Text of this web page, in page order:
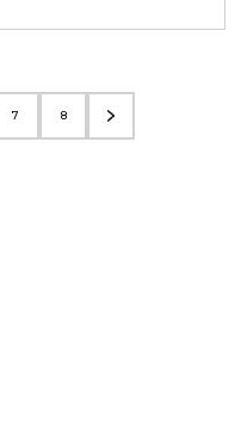
7 8